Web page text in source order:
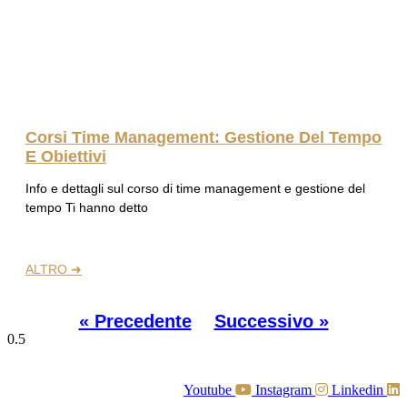
Corsi Time Management: Gestione Del Tempo
E Obiettivi
Info e dettagli sul corso di time management e gestione del
tempo Ti hanno detto
ALTRO ➜
« Precedente Successivo »
Youtube Instagram Linkedin